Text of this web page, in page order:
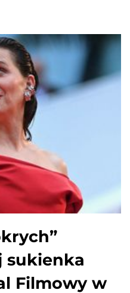
sukienka
Filmowy w